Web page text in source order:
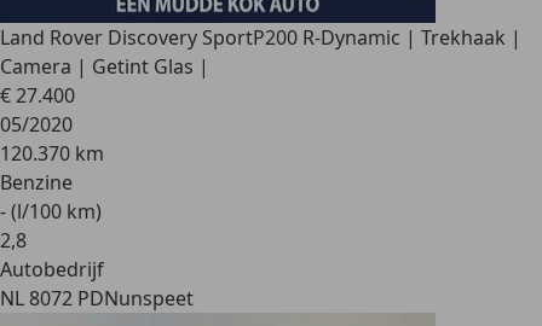
Land Rover Discovery SportP200 R-Dynamic | Trekhaak |
Camera | Getint Glas |
€ 27.400
05/2020
120.370 km
Benzine
- (l/100 km)
2,8
Autobedrijf
NL 8072 PDNunspeet